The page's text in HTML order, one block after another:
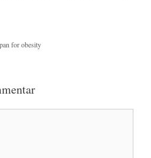
for obesity